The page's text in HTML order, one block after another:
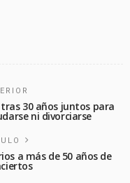
30 años juntos para
ni divorciarse
a más de 50 años de